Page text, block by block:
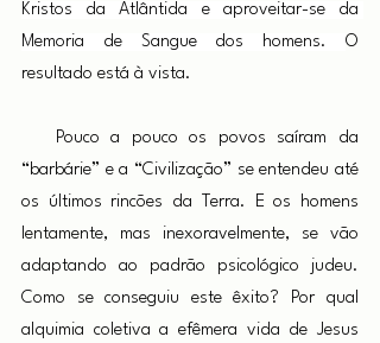
Kristos da Atlântida e aproveitar-se da
Memoria de Sangue dos homens. O
resultado está à vista.
Pouco a pouco os povos saíram da
“barbárie” e a “Civilização” se entendeu até
os últimos rincões da Terra. E os homens
lentamente, mas inexoravelmente, se vão
adaptando ao padrão psicológico judeu.
Como se conseguiu este êxito? Por qual
alquimia coletiva a efêmera vida de Jesus